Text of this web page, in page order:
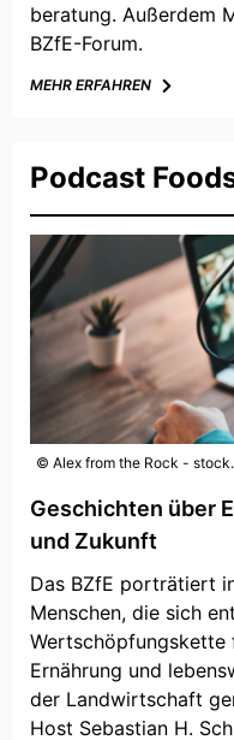
beratung. Außerdem
BZfE-Forum.
MEHR ERFAHREN
© Alex from the Rock -
Podcast
Geschichten über
und Zukunft
Das BZfE porträtiert
Menschen, die sich
Wertschöpfungskette
Ernährung und
der Landwirtschaft
Host Sebastian H.